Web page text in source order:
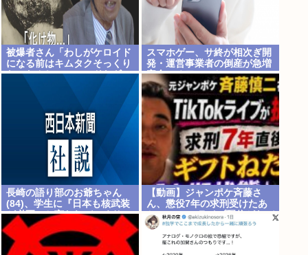
被爆者さん「わしがケロイド
になる前はキムタクそっくり
たったんじゃ」ハードなギャ
グをかます
スマホゲー、サ終が相次ぎ開
発・運営事業者の倒産が急増
完全にオワコンか
長崎の語り部のお爺ちゃん
(84)、学生に『日本も核武装
が必要』と言われびっくり
【動画】ジャンポケ斉藤さ
ん、懲役7年の求刑受けたあ
とのTikTokライブ配信がヤバ
すぎると話題にwww